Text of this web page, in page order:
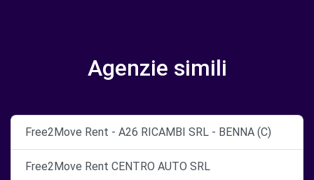
Agenzie simili
Free2Move Rent - A26 RICAMBI SRL - BENNA (C)
Free2Move Rent CENTRO AUTO SRL